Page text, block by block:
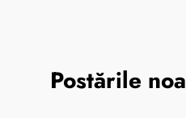
Postările